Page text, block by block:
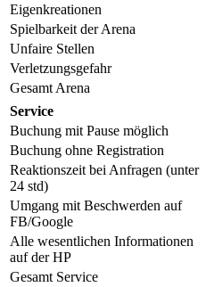
Eigenkreationen
Spielbarkeit der Arena
Unfaire Stellen
Verletzungsgefahr
Gesamt Arena
Service
Buchung mit Pause möglich
Buchung ohne Registration
Reaktionszeit bei Anfragen (unter
24 std)
Umgang mit Beschwerden auf
FB/Google
Alle wesentlichen Informationen
auf der HP
Gesamt Service